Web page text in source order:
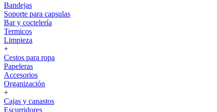
Bandejas
Soporte para capsulas
Bar y coctelería
Termicos
Limpieza
+
Cestos para ropa
Papeleras
Accesorios
Organización
+
Cajas y canastos
Escurridores